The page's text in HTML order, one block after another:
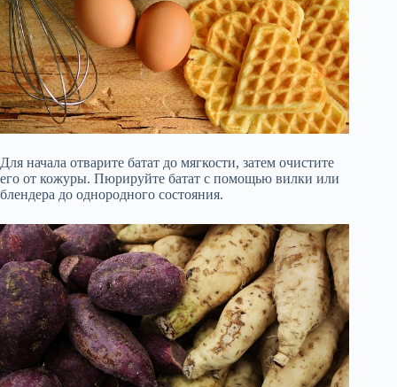
Для начала отварите батат до мягкости, затем очистите
его от кожуры. Пюрируйте батат с помощью вилки или
блендера до однородного состояния.